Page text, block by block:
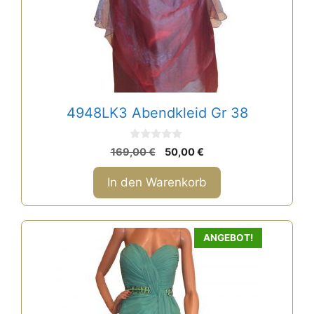
4948LK3 Abendkleid Gr 38
0
v
o
n
5
169,00€
Ursprünglicher
Preis
war:
169,00 €
50,00€Aktueller
Preis
ist:
50,00 €.
In den Warenkorb
ANGEBOT!